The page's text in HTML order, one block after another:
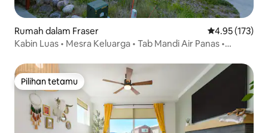
Rumah dalam Fraser Penarafan
4.95 (173)
Kabin Luas • Mesra Keluarga • Tab Mandi Air Panas •
Pilihan tetamu
Pilihan tetamu